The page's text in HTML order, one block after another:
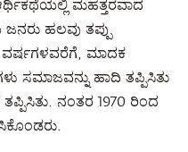
ಮಹತ್ತರವಾದ
ಹಲವು ತಪ್ಪು
ವರ್ಷಗಳವರೆಗೆ, ಮಾದಕ
ಸಮಾಜವನ್ನು ಹಾದಿ ತಪ್ಪಿಸಿತು
ತಪ್ಪಿಸಿತು. ನಂತರ 1970 ರಿಂದ